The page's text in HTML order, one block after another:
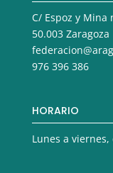
C/ Espoz y Mina
50.003 Zaragoza
976 396 386
HORARIO
Lunes a viernes,